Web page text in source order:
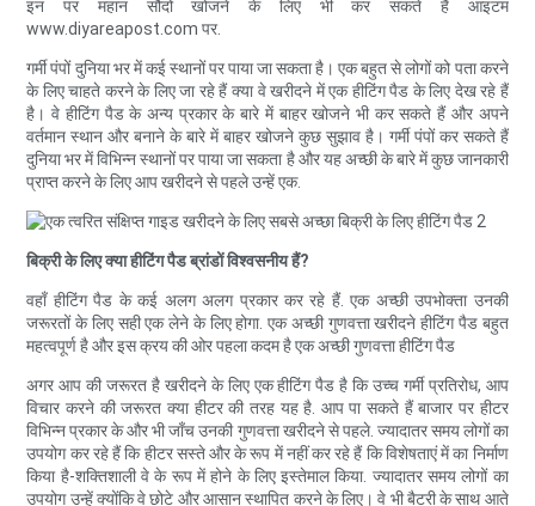
इन पर महान सौदों खोजने के लिए भी कर सकते हैं आइटम
www.diyareapost.com पर.
गर्मी पंपों दुनिया भर में कई स्थानों पर पाया जा सकता है। एक बहुत से लोगों को पता करने
के लिए चाहते करने के लिए जा रहे हैं क्या वे खरीदने में एक हीटिंग पैड के लिए देख रहे हैं
है। वे हीटिंग पैड के अन्य प्रकार के बारे में बाहर खोजने भी कर सकते हैं और अपने
वर्तमान स्थान और बनाने के बारे में बाहर खोजने कुछ सुझाव है। गर्मी पंपों कर सकते हैं
दुनिया भर में विभिन्न स्थानों पर पाया जा सकता है और यह अच्छी के बारे में कुछ जानकारी
प्राप्त करने के लिए आप खरीदने से पहले उन्हें एक.
बिक्री के लिए क्या हीटिंग पैड ब्रांडों विश्वसनीय हैं?
वहाँ हीटिंग पैड के कई अलग अलग प्रकार कर रहे हैं. एक अच्छी उपभोक्ता उनकी
जरूरतों के लिए सही एक लेने के लिए होगा. एक अच्छी गुणवत्ता खरीदने हीटिंग पैड बहुत
महत्वपूर्ण है और इस क्रय की ओर पहला कदम है एक अच्छी गुणवत्ता हीटिंग पैड
अगर आप की जरूरत है खरीदने के लिए एक हीटिंग पैड है कि उच्च गर्मी प्रतिरोध, आप
विचार करने की जरूरत क्या हीटर की तरह यह है. आप पा सकते हैं बाजार पर हीटर
विभिन्न प्रकार के और भी जाँच उनकी गुणवत्ता खरीदने से पहले. ज्यादातर समय लोगों का
उपयोग कर रहे हैं कि हीटर सस्ते और के रूप में नहीं कर रहे हैं कि विशेषताएं में का निर्माण
किया है-शक्तिशाली वे के रूप में होने के लिए इस्तेमाल किया. ज्यादातर समय लोगों का
उपयोग उन्हें क्योंकि वे छोटे और आसान स्थापित करने के लिए। वे भी बैटरी के साथ आते